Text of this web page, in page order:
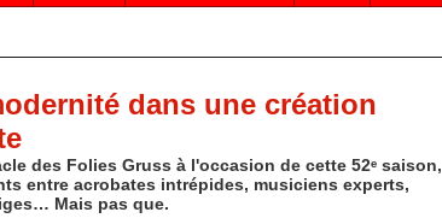
dans une création
des Folies Gruss à l'occasion de cette 52ᵉ saison,
entre acrobates intrépides, musiciens experts,
Mais pas que.